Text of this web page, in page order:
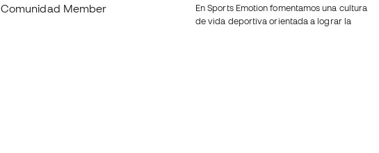
Comunidad Member
En Sports Emotion fomentamos una cultura
de vida deportiva orientada a lograr la